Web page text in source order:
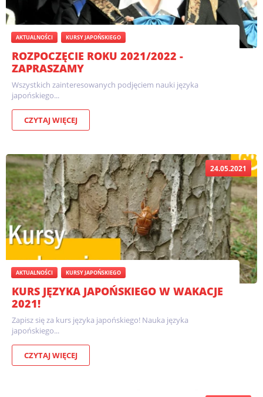
AKTUALNOŚCI KURSY JAPOŃSKIEGO
ROZPOCZĘCIE ROKU 2021/2022 -
ZAPRASZAMY
Wszystkich zainteresowanych podjęciem nauki języka
japońskiego...
CZYTAJ WIĘCEJ
24.05.2021
AKTUALNOŚCI KURSY JAPOŃSKIEGO
KURS JĘZYKA JAPOŃSKIEGO W WAKACJE
2021!
Zapisz się za kurs języka japońskiego! Nauka języka
japońskiego...
CZYTAJ WIĘCEJ